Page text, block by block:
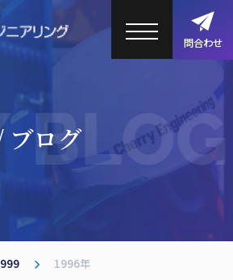
問合わせ
ブログ
1996年